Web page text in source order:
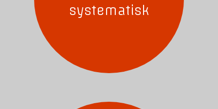
systematisk